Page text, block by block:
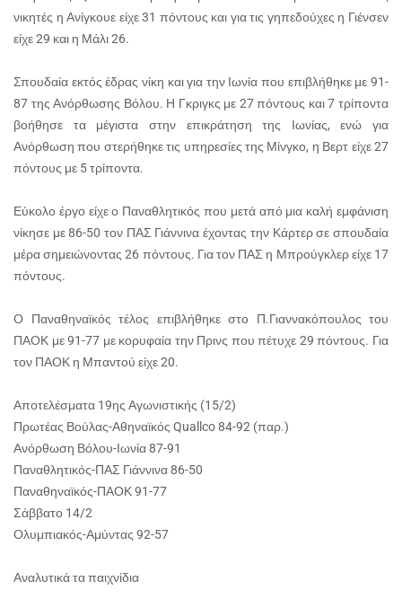
νικητές η Ανίγκουε είχε 31 πόντους και για τις γηπεδούχες η Γιένσεν
είχε 29 και η Μάλι 26.
Σπουδαία εκτός έδρας νίκη και για την Ιωνία που επιβλήθηκε με 91-
87 της Ανόρθωσης Βόλου. Η Γκριγκς με 27 πόντους και 7 τρίποντα
βοήθησε τα μέγιστα στην επικράτηση της Ιωνίας, ενώ για
Ανόρθωση που στερήθηκε τις υπηρεσίες της Μίνγκο, η Βερτ είχε 27
πόντους με 5 τρίποντα.
Εύκολο έργο είχε ο Παναθλητικός που μετά από μια καλή εμφάνιση
νίκησε με 86-50 τον ΠΑΣ Γιάννινα έχοντας την Κάρτερ σε σπουδαία
μέρα σημειώνοντας 26 πόντους. Για τον ΠΑΣ η Μπρούγκλερ είχε 17
πόντους.
Ο Παναθηναϊκός τέλος επιβλήθηκε στο Π.Γιαννακόπουλος του
ΠΑΟΚ με 91-77 με κορυφαία την Πρινς που πέτυχε 29 πόντους. Για
τον ΠΑΟΚ η Μπαντού είχε 20.
Αποτελέσματα 19ης Αγωνιστικής (15/2)
Πρωτέας Βούλας-Αθηναϊκός Quallco 84-92 (παρ.)
Ανόρθωση Βόλου-Ιωνία 87-91
Παναθλητικός-ΠΑΣ Γιάννινα 86-50
Παναθηναϊκός-ΠΑΟΚ 91-77
Σάββατο 14/2
Ολυμπιακός-Αμύντας 92-57
Αναλυτικά τα παιχνίδια